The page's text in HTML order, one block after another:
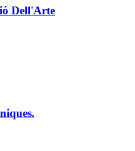
Dell'Arte